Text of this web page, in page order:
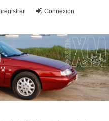
Connexion